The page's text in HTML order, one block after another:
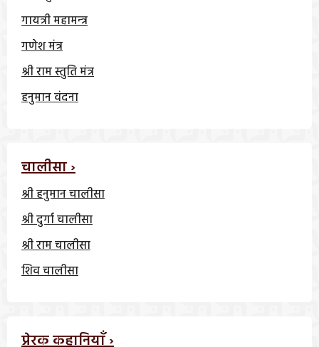
गायत्री महामन्त्र
गणेश मंत्र
श्री राम स्तुति मंत्र
हनुमान वंदना
चालीसा ›
श्री हनुमान चालीसा
श्री दुर्गा चालीसा
श्री राम चालीसा
शिव चालीसा
प्रेरक कहानियाँ ›